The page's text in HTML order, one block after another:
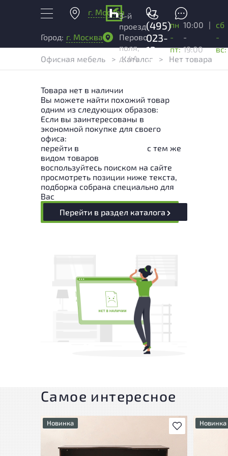
г. Москва
+7
(495)
023-
13-
03
Город: г. Москва
3-й
проезд
Перово
поля,
д. 4А
пн
-
пт:
10:00
-
19:00
|
сб
-
вс:
Офисная мебель
> Каталог > Нет товара
Товара нет в наличии
Вы можете найти похожий товар
одним из следующих образов:
Если вы заинтересованы в
экономной покупке для своего
офиса:
перейти в
с тем же
видом товаров
воспользуйтесь поиском на сайте
просмотреть позиции ниже текста,
подборка собрана специально для
Вас
Перейти в раздел каталога
Самое интересное
В избранное
Новинка Новинка